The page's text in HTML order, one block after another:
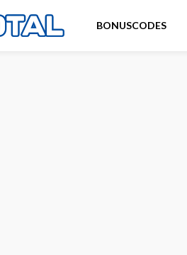
BONUSCODES